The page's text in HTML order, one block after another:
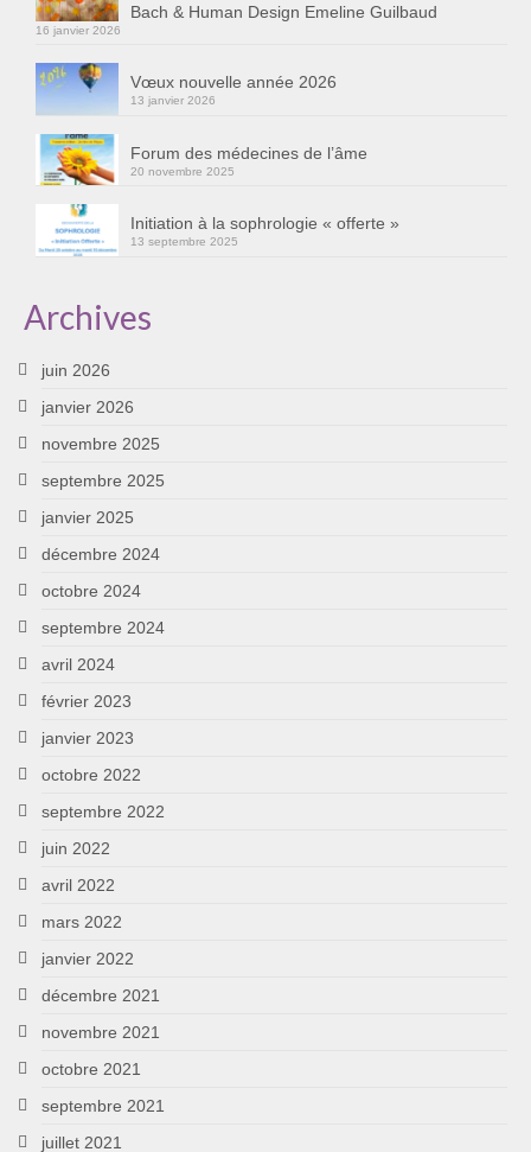
Prendre contact
Bertrand Thomas, Psychopraticien
Cursus « Le chemin par la psyché »
Sophro-Méditation tous les lundis soir en visio
Initiation à la sophrologie « offerte »
Témoignages B
Bach & Human Design Emeline Guilbaud
16 janvier 2026
Vœux nouvelle année 2026
13 janvier 2026
Forum des médecines de l’âme
20 novembre 2025
Initiation à la sophrologie « offerte »
13 septembre 2025
Archives
juin 2026
janvier 2026
novembre 2025
septembre 2025
janvier 2025
décembre 2024
octobre 2024
septembre 2024
avril 2024
février 2023
janvier 2023
octobre 2022
septembre 2022
juin 2022
avril 2022
mars 2022
janvier 2022
décembre 2021
novembre 2021
octobre 2021
septembre 2021
juillet 2021